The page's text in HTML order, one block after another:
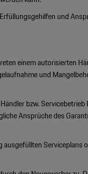
und
einem autorisierten
und
bzw.
Ansprüche des
Serviceplans